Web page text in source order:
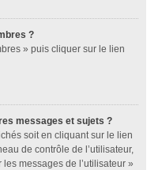
?
» puis cliquer sur le lien
messages et sujets ?
soit en cliquant sur le lien
de contrôle de l’utilisateur,
messages de l’utilisateur »